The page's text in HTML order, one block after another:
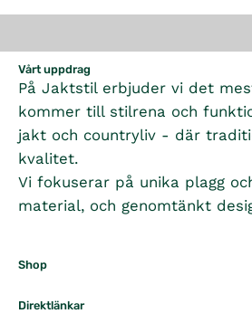
Vårt uppdrag
På Jaktstil erbjuder vi det
kommer till stilrena och
jakt och countryliv - där
kvalitet.
Vi fokuserar på unika plagg
material, och genomtänkt
Shop
Direktlänkar